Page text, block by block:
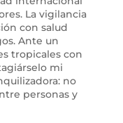
La vigilancia
con salud
Ante un
tropicales con
mi
no
personas y